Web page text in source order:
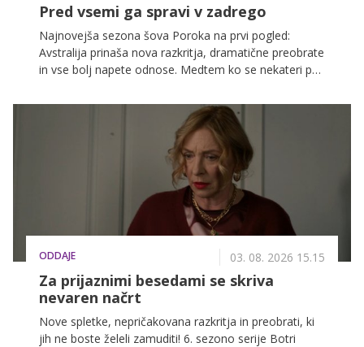
Pred vsemi ga spravi v zadrego
Najnovejša sezona šova Poroka na prvi pogled:
Avstralija prinaša nova razkritja, dramatične preobrate
in vse bolj napete odnose. Medtem ko se nekateri pari
drugi soočajo z ljubosumjem, starimi zamerami in
prvimi razpokami v odnosih. Oglejte si nove epizode
ODDAJE 03. 08. 2026 15.15
Za prijaznimi besedami se skriva
nevaren načrt
Nove spletke, nepričakovana razkritja in preobrati, ki
jih ne boste želeli zamuditi! 6. sezono serije Botri